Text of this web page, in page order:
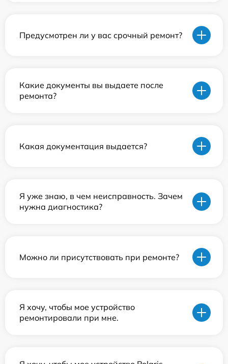
Предусмотрен ли у вас срочный ремонт?
Какие документы вы выдаете после
ремонта?
Какая документация выдается?
Я уже знаю, в чем неисправность. Зачем
нужна диагностика?
Можно ли присутствовать при ремонте?
Я хочу, чтобы мое устройство
ремонтировали при мне.